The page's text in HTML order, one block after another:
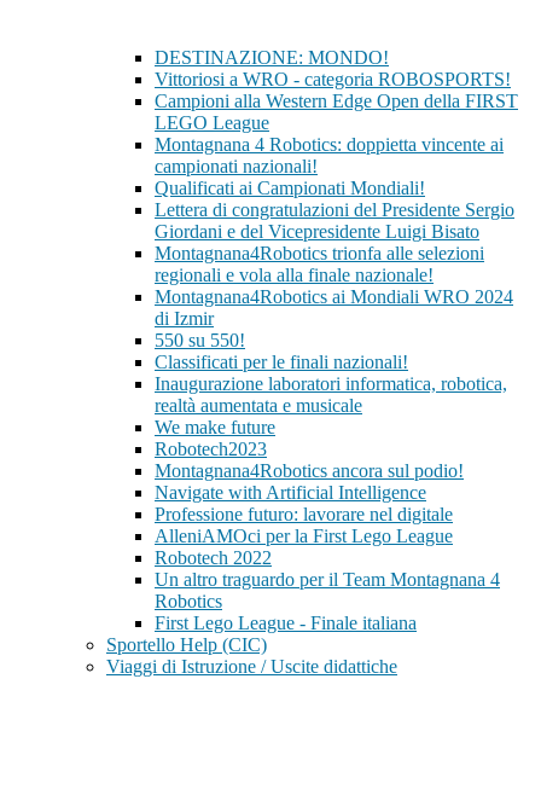
DESTINAZIONE: MONDO!
Vittoriosi a WRO - categoria ROBOSPORTS!
Campioni alla Western Edge Open della FIRST
LEGO League
Montagnana 4 Robotics: doppietta vincente ai
campionati nazionali!
Qualificati ai Campionati Mondiali!
Lettera di congratulazioni del Presidente Sergio
Giordani e del Vicepresidente Luigi Bisato
Montagnana4Robotics trionfa alle selezioni
regionali e vola alla finale nazionale!
Montagnana4Robotics ai Mondiali WRO 2024
di Izmir
550 su 550!
Classificati per le finali nazionali!
Inaugurazione laboratori informatica, robotica,
realtà aumentata e musicale
We make future
Robotech2023
Montagnana4Robotics ancora sul podio!
Navigate with Artificial Intelligence
Professione futuro: lavorare nel digitale
AlleniAMOci per la First Lego League
Robotech 2022
Un altro traguardo per il Team Montagnana 4
Robotics
First Lego League - Finale italiana
Sportello Help (CIC)
Viaggi di Istruzione / Uscite didattiche